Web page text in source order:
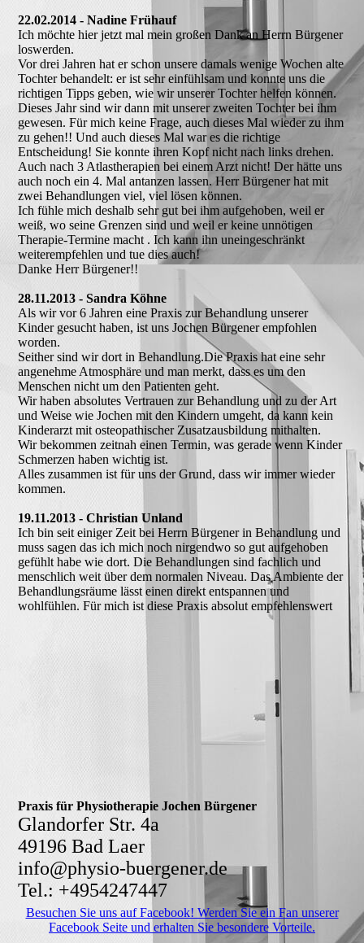
22.02.2014 - Nadine Frühauf
Ich möchte hier jetzt mal mein großen Dank an Herrn Bürgener
loswerden.
Vor drei Jahren hat er schon unsere damals wenige Wochen alte
Tochter behandelt: er ist sehr einfühlsam und konnte uns die
richtigen Tipps geben, wie wir unserer Tochter helfen können.
Dieses Jahr sind wir dann mit unserer zweiten Tochter bei ihm
gewesen. Für mich keine Frage, auch dieses Mal wieder zu ihm
zu gehen!! Und auch dieses Mal war es die richtige
Entscheidung! Sie konnte ihren Kopf nicht nach links drehen.
Auch nach 3 Atlastherapien bei einem Arzt nicht! Der hätte uns
auch noch ein 4. Mal antanzen lassen. Herr Bürgener hat mit
zwei Behandlungen viel, viel lösen können.
Ich fühle mich deshalb sehr gut bei ihm aufgehoben, weil er
weiß, wo seine Grenzen sind und weil er keine unnötigen
Therapie-Termine macht . Ich kann ihn uneingeschränkt
weiterempfehlen und tue dies auch!
Danke Herr Bürgener!!
28.11.2013 - Sandra Köhne
Als wir vor 6 Jahren eine Praxis zur Behandlung unserer
Kinder gesucht haben, ist uns Jochen Bürgener empfohlen
worden.
Seither sind wir dort in Behandlung.Die Praxis hat eine sehr
angenehme Atmosphäre und man merkt, dass es um den
Menschen nicht um den Patienten geht.
Wir haben absolutes Vertrauen zur Behandlung und zu der Art
und Weise wie Jochen mit den Kindern umgeht, da kann kein
Kinderarzt mit osteopathischer Zusatzausbildung mithalten.
Wir bekommen zeitnah einen Termin, was gerade wenn Kinder
Schmerzen haben wichtig ist.
Alles zusammen ist für uns der Grund, dass wir immer wieder
kommen.
19.11.2013 - Christian Unland
Ich bin seit einiger Zeit bei Herrn Bürgener in Behandlung und
muss sagen das ich mich noch nirgendwo so gut aufgehoben
gefühlt habe wie dort. Die Behandlungen sind fachlich und
menschlich weit über dem normalen Niveau. Das Ambiente der
Behandlungsräume lässt einen direkt entspannen und
wohlfühlen. Für mich ist diese Praxis absolut empfehlenswert
Praxis für Physiotherapie Jochen Bürgener
Glandorfer Str. 4a
49196 Bad Laer
info@physio-buergener.de
Tel.: +4954247447
Besuchen Sie uns auf Facebook! Werden Sie ein Fan unserer
Facebook Seite und erhalten Sie besondere Vorteile.